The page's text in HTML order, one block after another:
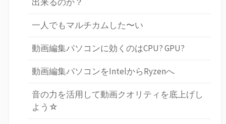
出来るのか？
一人でもマルチカムした〜い
動画編集パソコンに効くのはCPU? GPU?
動画編集パソコンをIntelからRyzenへ
音の力を活用して動画クオリティを底上げし
よう☆